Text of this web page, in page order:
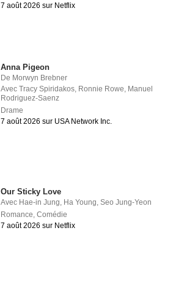
7 août 2026 sur Netflix
Anna Pigeon
De Morwyn Brebner
AvecTracy Spiridakos, Ronnie Rowe, Manuel
Rodriguez-Saenz
Drame
7 août 2026 sur USA Network Inc.
Our Sticky Love
Avec Hae-in Jung, Ha Young,Seo Jung-Yeon
Romance,Comédie
7 août 2026 sur Netflix